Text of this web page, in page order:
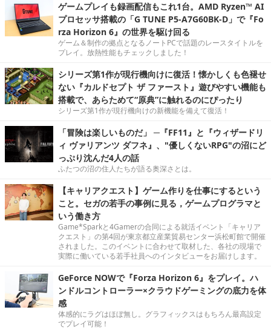
ゲームプレイも録画配信もこれ1台。AMD Ryzen™ AI
プロセッサ搭載の「G TUNE P5-A7G60BK-D」で『Fo
rza Horizon 6』の世界を駆け回る
ゲーム＆制作の拠点となるノートPCで話題のレースタイトルを
プレイ。放熱性能もチェックしました！
シリーズ第1作が現行機向けに復活！懐かしくも色褪せ
ない『カルドセプト ザ ファースト』遊びやすい機能も
搭載で、あらためて“原典”に触れるのにぴったり
シリーズ第1作が現行機向けの新機能を備えて復活！
「冒険は楽しいものだ」 ─『FF11』と『ウィザードリ
ィ ヴァリアンツ ダフネ』、"優しくないRPG"の沼にど
っぷり沈んだ4人の話
ふたつの沼の住人たちが語る奥深さとは。
【キャリアクエスト】ゲーム作りを仕事にするという
こと。セガの若手の事例に見る，ゲームプログラマと
いう働き方
Game*Sparkと4Gamerの合同による就活イベント「キャリア
クエスト」の第4回が東京都立産業貿易センター浜松町館で開催
されました。このイベントに合わせて取材した、各社の現場で
実際に働いている若手社員へのインタビューをお届けします。
GeForce NOWで『Forza Horizon 6』をプレイ。ハ
ンドルコントローラー×クラウドゲーミングの底力を体
感
体感的にラグはほぼ無し。グラフィックスはもちろん最高設定
でプレイ可能！